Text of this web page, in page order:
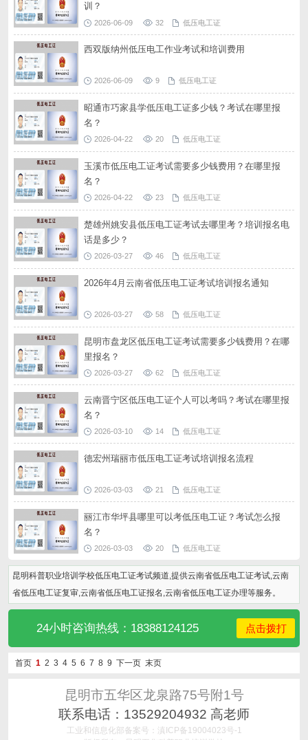
训？
2026-06-09 32 低压电工证
西双版纳州低压电工作业考试和培训费用
2026-06-09 9 低压电工证
昭通市巧家县学低压电工证多少钱？考试在哪里报
名？
2026-04-22 20 低压电工证
玉溪市低压电工证考试需要多少钱费用？在哪里报
名？
2026-04-22 23 低压电工证
楚雄州姚安县低压电工证考试去哪里考？培训报名电
话是多少？
2026-03-27 46 低压电工证
2026年4月云南省低压电工证考试培训报名通知
2026-03-27 58 低压电工证
昆明市盘龙区低压电工证考试需要多少钱费用？在哪
里报名？
2026-03-27 62 低压电工证
云南晋宁区低压电工证个人可以考吗？考试在哪里报
名？
2026-03-10 14 低压电工证
德宏州瑞丽市低压电工证考试培训报名流程
2026-03-03 21 低压电工证
丽江市华坪县哪里可以考低压电工证？考试怎么报
名？
2026-03-03 20 低压电工证
昆明科普职业培训学校低压电工证考试频道,提供云南省低压电工证考试,云南
省低压电工证复审,云南省低压电工证报名,云南省低压电工证办理等服务。
24小时咨询热线：18388124125 点击拨打
首页 1 2 3 4 5 6 7 8 9 下一页 末页
昆明市五华区龙泉路75号附1号
联系电话：13529204932 高老师
工业和信息化部备案号：滇ICP备19004023号-1